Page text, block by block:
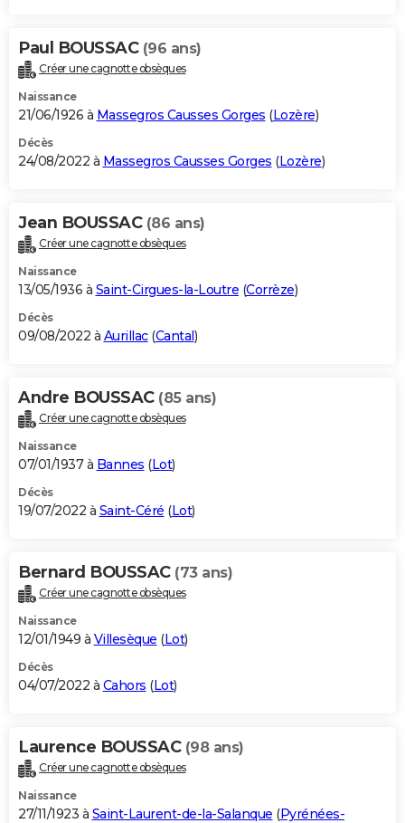
Paul BOUSSAC (96 ans)
Créer une cagnotte obsèques
Naissance
21/06/1926 à Massegros Causses Gorges (Lozère)
Décès
24/08/2022 à Massegros Causses Gorges (Lozère)
Jean BOUSSAC (86 ans)
Créer une cagnotte obsèques
Naissance
13/05/1936 à Saint-Cirgues-la-Loutre (Corrèze)
Décès
09/08/2022 à Aurillac(Cantal)
Andre BOUSSAC (85 ans)
Créer une cagnotte obsèques
Naissance
07/01/1937 à Bannes (Lot)
Décès
19/07/2022 à Saint-Céré (Lot)
Bernard BOUSSAC (73 ans)
Créer une cagnotte obsèques
Naissance
12/01/1949 à Villesèque (Lot)
Décès
04/07/2022 à Cahors (Lot)
Laurence BOUSSAC (98 ans)
Créer une cagnotte obsèques
Naissance
27/11/1923 à Saint-Laurent-de-la-Salanque (Pyrénées-